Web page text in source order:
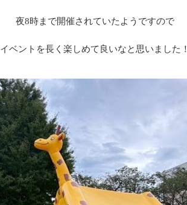
夜8時まで開催されていたようですので
イベントを長く楽しめて良いなと思いました！